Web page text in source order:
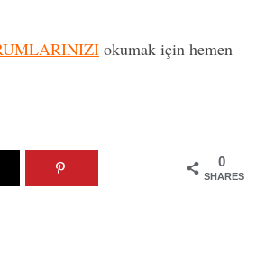
okumak için hemen
0
SHARES